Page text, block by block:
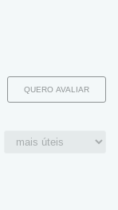
QUERO AVALIAR